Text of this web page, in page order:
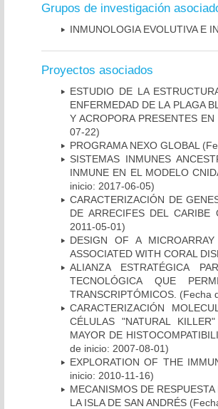
Grupos de investigación
INMUNOLOGIA EVOLUTIVA E
Proyectos asociados
ESTUDIO DE LA
ENFERMEDAD DE LA PLAGA
Y ACROPORA PRESENTES
07-22)
PROGRAMA NEXO GLOBAL
SISTEMAS INMUNES
INMUNE EN EL MODELO
inicio: 2017-06-05)
CARACTERIZACIÓN DE
DE ARRECIFES DEL CARIBE
2011-05-01)
DESIGN OF A
ASSOCIATED WITH CORAL
ALIANZA ESTRATÉGICA
TECNOLÓGICA QUE
TRANSCRIPTÓMICOS. (Fecha
CARACTERIZACIÓN
CÉLULAS "NATURAL
MAYOR DE
de inicio: 2007-08-01)
EXPLORATION OF THE
inicio: 2010-11-16)
MECANISMOS DE
LA ISLA DE SAN ANDRÉS